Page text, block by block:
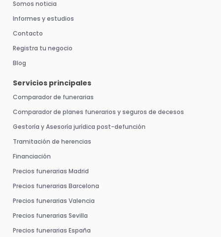
Somos noticia
Informes y estudios
Contacto
Registra tu negocio
Blog
Servicios principales
Comparador de funerarias
Comparador de planes funerarios y seguros de decesos
Gestoría y Asesoría jurídica post-defunción
Tramitación de herencias
Financiación
Precios funerarias Madrid
Precios funerarias Barcelona
Precios funerarias Valencia
Precios funerarias Sevilla
Precios funerarias España